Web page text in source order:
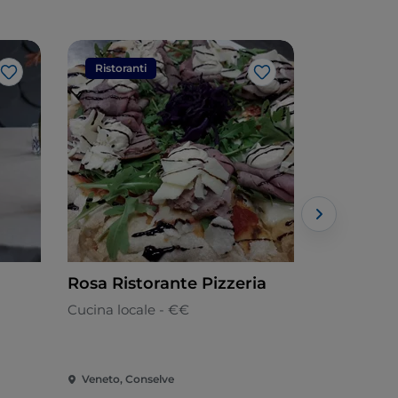
Like
Ristoranti
Like
Rosa Ristorante Pizzeria
Cucina locale - €€
Veneto, Conselve